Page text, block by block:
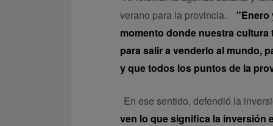
verano para la provincia.
"Enero
momento donde nuestra
para salir a venderlo al mundo,
y que todos los puntos de la
En ese sentido, defendió la
ven lo que significa la inversión